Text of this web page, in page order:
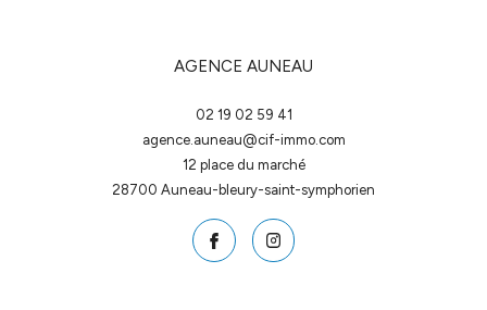
AGENCE AUNEAU
02 19 02 59 41
agence.auneau@cif-immo.com
12 place du marché
28700
auneau-bleury-saint-symphorien